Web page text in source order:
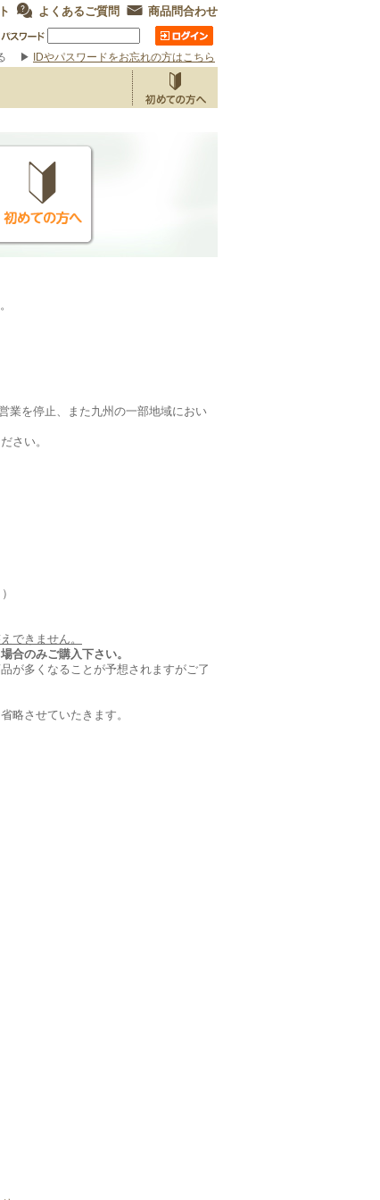
よくあるご質問 商品問合わせ
▶ IDやパスワードをお忘れの方はこちら
業を停止、また九州の一部地域におい
さい。
できません。
合のみご購入下さい。
が多くなることが予想されますがご了
略させていたきます。